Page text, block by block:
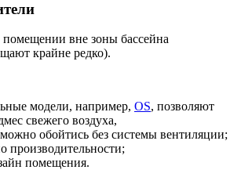
вне зоны бассейна
крайне редко).
модели, например, OS, позволяют
свежего воздуха,
можно обойтись без системы вентиляции;
производительности;
помещения.